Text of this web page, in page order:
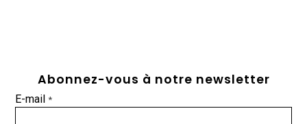
Abonnez-vous à notre newsletter
E-mail*